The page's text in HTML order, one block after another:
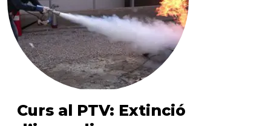
Curs al PTV: Extinció